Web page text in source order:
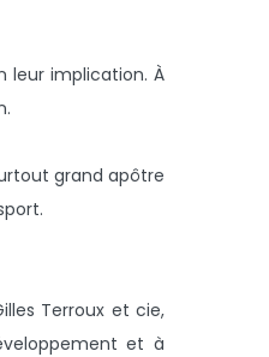
leur implication. À
grand apôtre
Terroux et cie,
et à